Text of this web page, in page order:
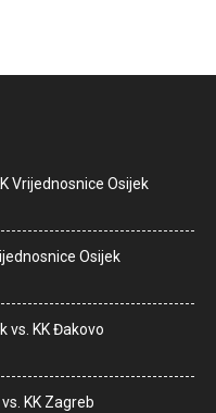
Vrijednosnice Osijek
Osijek
vs. KK Đakovo
KK Zagreb